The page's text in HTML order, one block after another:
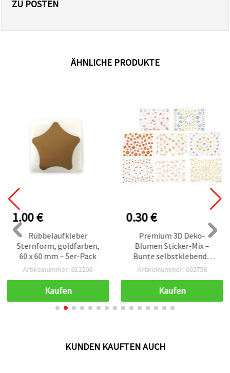
ZU POSTEN
ÄHNLICHE PRODUKTE
1.00 €
Rubbelaufkleber
Sternform, goldfarben,
60 x 60 mm – 5er-Pack
Artikelnummer: 612206
Kaufen
0.30 €
Premium 3D Deko-
Blumen Sticker-Mix –
Bunte selbstklebende
florale Motive für
Wohndeko
Artikelnummer: 602758
Kaufen
KUNDEN KAUFTEN AUCH